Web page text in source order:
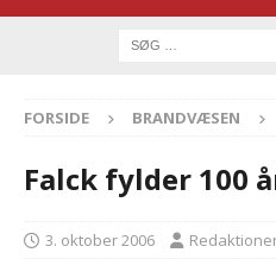
FORSIDE BRANDVÆSEN
Falck fylder 100
3. oktober 2006